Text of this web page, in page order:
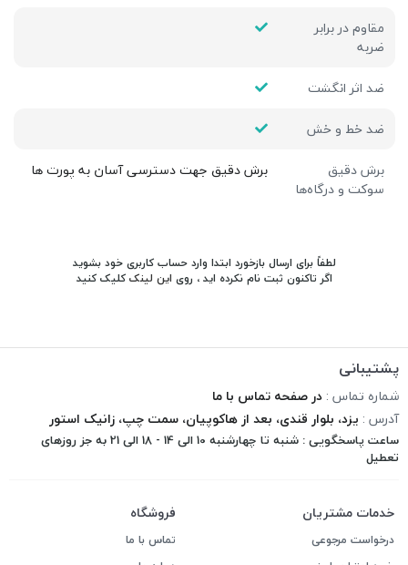
مقاوم در برابر
ضربه
ضد اثر انگشت
ضد خط و خش
برش دقیق
سوکت و درگاه‌ها
برش دقیق جهت دسترسی آسان به پورت ها
لطفاً برای ارسال بازخورد ابتدا وارد حساب کاربری خود بشوید
اگر تاکنون ثبت نام نکرده اید ، روی این لینک کلیک کنید
پشتیبانی
شماره تماس : در صفحه تماس با ما
آدرس : یزد، بلوار قندی، بعد از هاکوپیان، سمت چپ، زانیک استور
ساعت پاسخگویی : شنبه تا چهارشنبه 10 الی 14 - 18 الی 21 به جز روزهای
تعطیل
خدمات مشتریان
درخواست مرجوعی
فروشگاه
تماس با ما